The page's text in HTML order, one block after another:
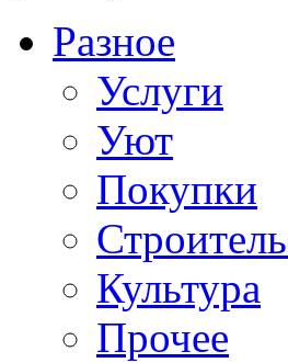
Разное
Услуги
Уют
Покупки
Культура
Прочее